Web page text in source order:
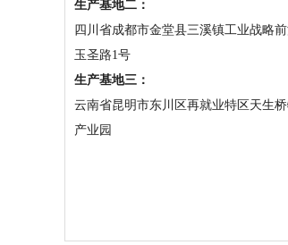
生产基地二：
四川省成都市金堂县三溪镇工业战略
玉圣路1号
生产基地三：
云南省昆明市东川区再就业特区天生
产业园